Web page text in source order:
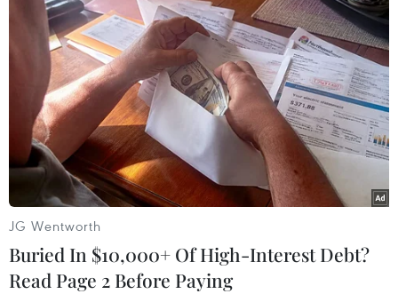
#Dịch COVID-19
#Trầm cảm sau COVID-19
#Biến thể Delta
#Long COVID
#Thuốc chống trầm cảm
JG Wentworth
Buried In $10,000+ Of High-Interest Debt?
Read Page 2 Before Paying